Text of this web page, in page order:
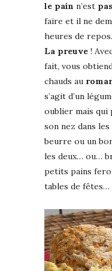
le pain n’est
faire et il ne
heures de repos.
La preuve !
fait, vous
chauds au
s’agit d’un
oublier mais qui
son nez dans
beurre ou un
les deux… ou…
petits pains
tables de fêtes…